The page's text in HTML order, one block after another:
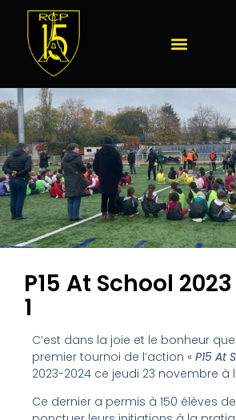
P15 At School
1
C’est dans la joie et le bonheur
premier tournoi de l’action « P15 At
2023-2024 ce jeudi 23 novembre à
Ce dernier a permis à 150 élèves